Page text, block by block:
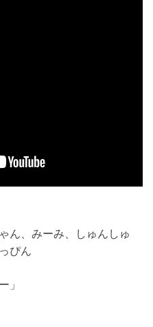
ん、みーみ、しゅんしゅ
ぴん
」